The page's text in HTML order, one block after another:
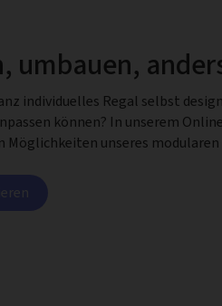
umbauen,
individuelles Regal selbst
können? In unserem
Möglichkeiten unseres